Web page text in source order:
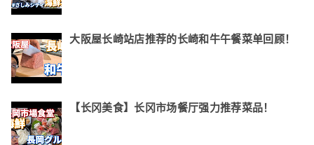
大阪屋长崎站店推荐的长崎和牛午餐菜单回顾！
【长冈美食】长冈市场餐厅强力推荐菜品！